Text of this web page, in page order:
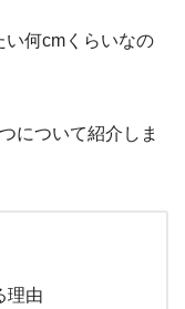
い何cmくらいなの
について紹介しま
理由